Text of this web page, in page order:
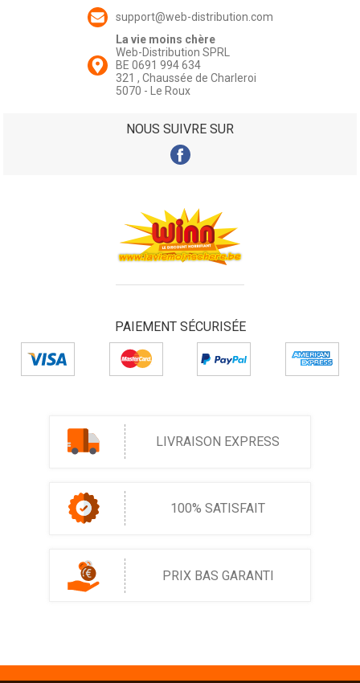
support@web-distribution.com
La vie moins chère
Web-Distribution SPRL
BE 0691 994 634
321 , Chaussée de Charleroi
5070 - Le Roux
NOUS SUIVRE SUR
PAIEMENT SÉCURISÉE
LIVRAISON EXPRESS
100% SATISFAIT
PRIX BAS GARANTI